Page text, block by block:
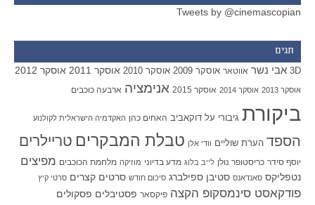
Tweets by @cinemascopian
תגים
3D אבי נשר אווטאר אוסקר 2009 אוסקר 2010 אוסקר 2011 אוסקר 2012
אוסקר 2013 אוסקר 2014 אוסקר 2015 אנימציה ארבעה כוכבים
ביקורת גיבורי על דוקאביב האחים כהן האקדמיה הישראלית לקולנוע
הספד הערת שוליים וודי אלן טבלת המבקרים טריילרים
יוסף סידר כריסטופר נולן לייב בלוג מדע בדיוני מוזיקה מלחמת הכוכבים מפיצים
נטפליקס סאנדאנס סטיבן ספילברג סיכום חודש סרטים קצרים סרטי קיץ
פודקאסט סינמסקופ הקצה פיקסאר פסטיבלים פסקולים